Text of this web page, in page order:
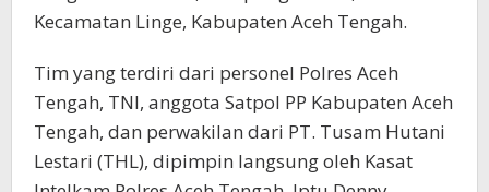
Kecamatan Linge, Kabupaten Aceh Tengah.
Tim yang terdiri dari personel Polres Aceh
Tengah, TNI, anggota Satpol PP Kabupaten Aceh
Tengah, dan perwakilan dari PT. Tusam Hutani
Lestari (THL), dipimpin langsung oleh Kasat